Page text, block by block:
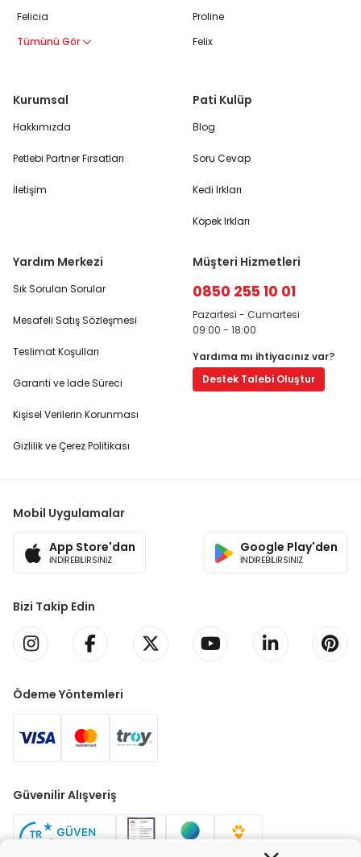
Felicia
Tümünü Gör
Proline
Felix
Kurumsal
Hakkımızda
Petlebi Partner Fırsatları
İletişim
Pati Kulüp
Blog
Soru Cevap
Kedi Irkları
Köpek Irkları
Yardım Merkezi
Sık Sorulan Sorular
Mesafeli Satış Sözleşmesi
Teslimat Koşulları
Garanti ve İade Süreci
Kişisel Verilerin Korunması
Gizlilik ve Çerez Politikası
Müşteri Hizmetleri
0850 255 10 01
Pazartesi - Cumartesi
09:00 - 18:00
Yardıma mı ihtiyacınız var?
Destek Talebi Oluştur
Mobil Uygulamalar
App Store'dan
İNDİREBİLİRSİNİZ
Google Play'den
İNDİREBİLİRSİNİZ
Bizi Takip Edin
Ödeme Yöntemleri
Güvenilir Alışveriş